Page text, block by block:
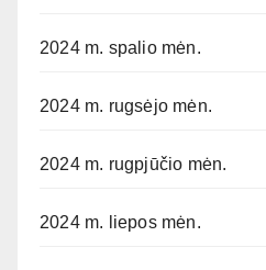
2024 m. spalio mėn.
2024 m. rugsėjo mėn.
2024 m. rugpjūčio mėn.
2024 m. liepos mėn.